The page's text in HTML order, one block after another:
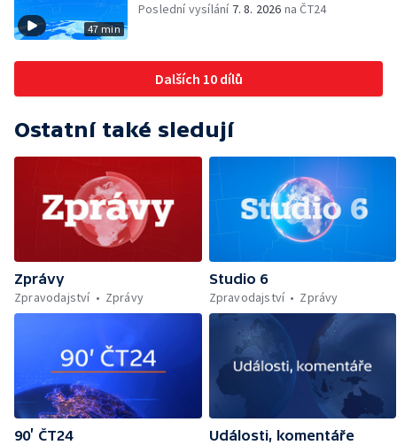
47 min
Poslední vysílání 7. 8. 2026 na ČT24
Dalších 10 dílů
Ostatní také sledují
Zprávy
Zpravodajství
Zprávy
Studio 6
Zpravodajství
Zprávy
90’ ČT24
Události, komentáře